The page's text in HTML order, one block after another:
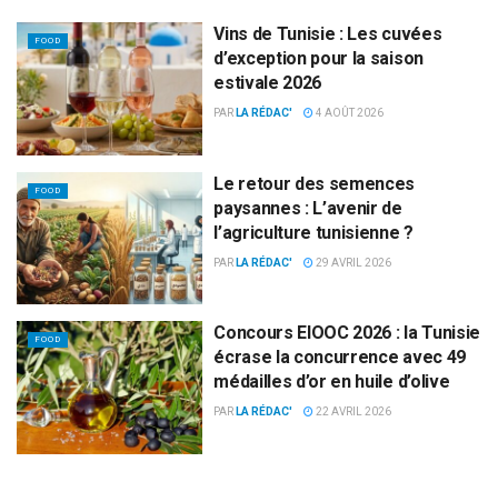
FOOD
Vins de Tunisie : Les cuvées
d’exception pour la saison
estivale 2026
PAR LA RÉDAC' 4 AOÛT 2026
FOOD
Le retour des semences
paysannes : L’avenir de
l’agriculture tunisienne ?
PAR LA RÉDAC' 29 AVRIL 2026
FOOD
Concours EIOOC 2026 : la Tunisie
écrase la concurrence avec 49
médailles d’or en huile d’olive
PAR LA RÉDAC' 22 AVRIL 2026